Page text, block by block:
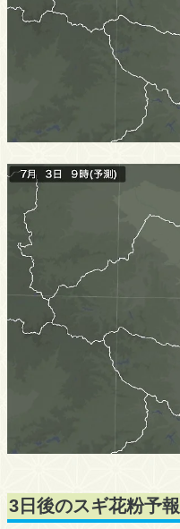
3日後のスギ花粉予報